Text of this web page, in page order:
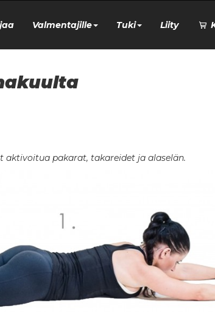
Valmentajille Tuki Liity
pakarat, takareidet ja alaselän.